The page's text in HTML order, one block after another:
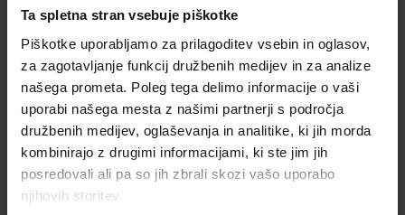
Ta spletna stran vsebuje piškotke
Piškotke uporabljamo za prilagoditev vsebin in oglasov,
za zagotavljanje funkcij družbenih medijev in za analize
našega prometa. Poleg tega delimo informacije o vaši
uporabi našega mesta z našimi partnerji s področja
družbenih medijev, oglaševanja in analitike, ki jih morda
kombinirajo z drugimi informacijami, ki ste jim jih
posredovali ali pa so jih zbrali skozi vašo uporabo
njihovih storitev.
Next